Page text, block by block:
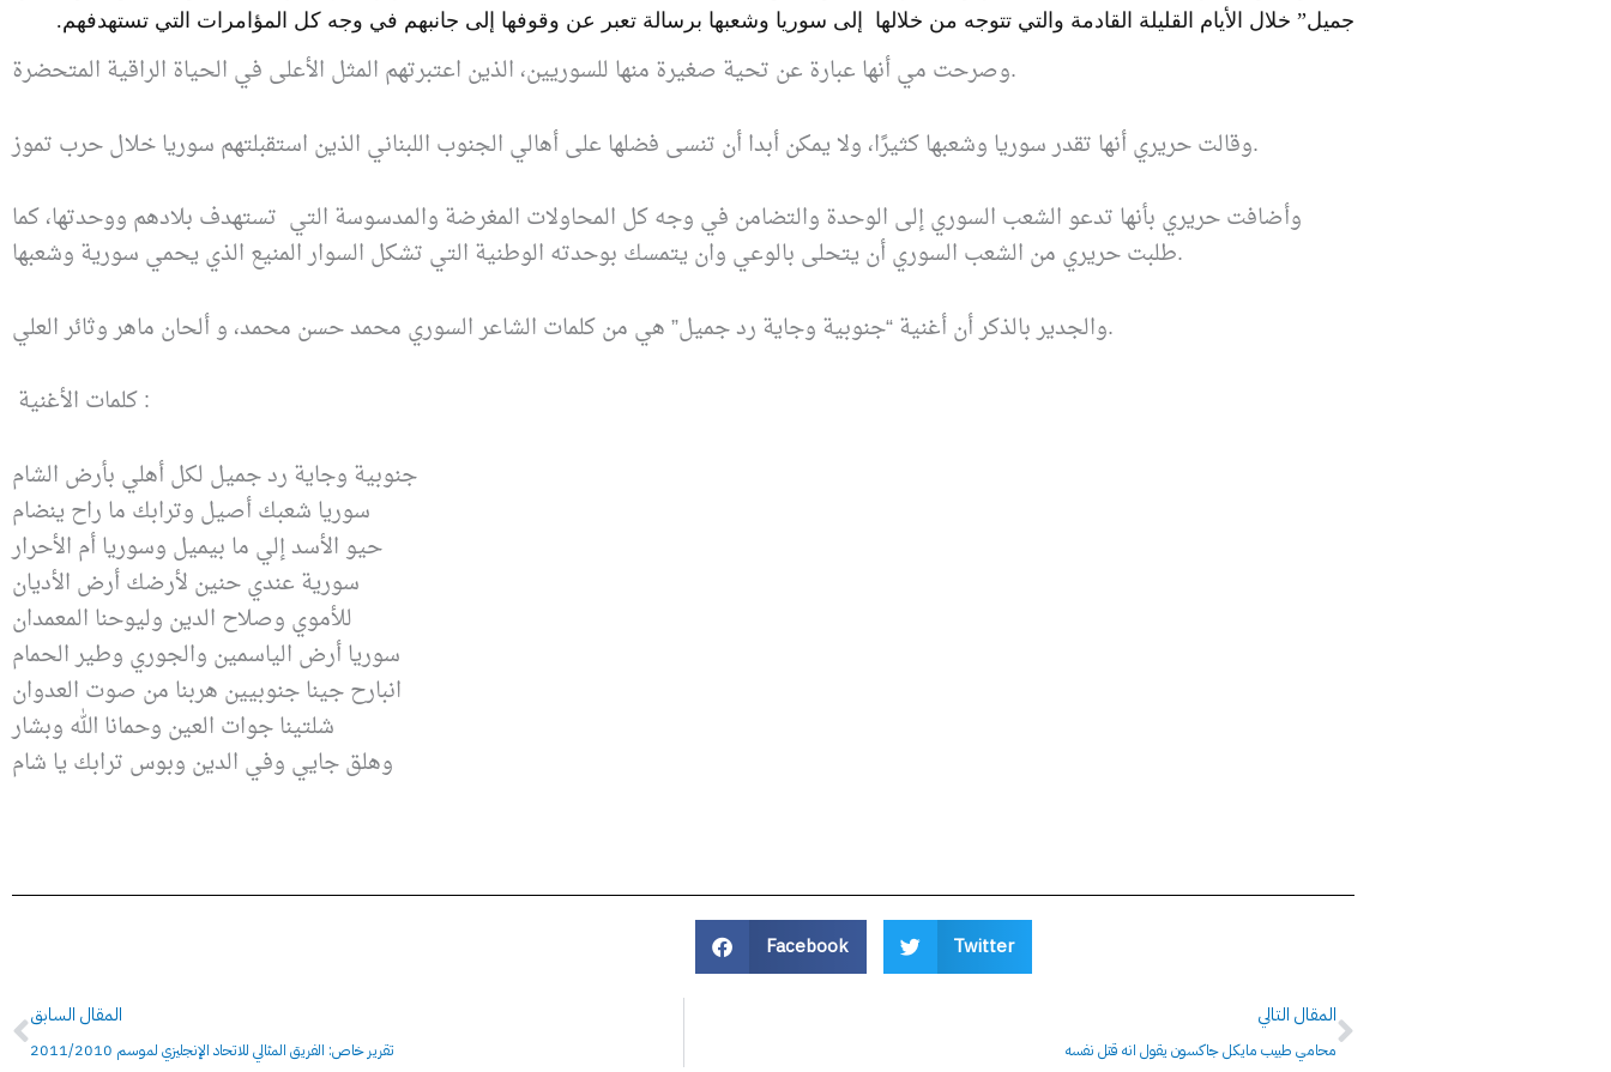
جميل” خلال الأيام القليلة القادمة والتي تتوجه من خلالها إلى سوريا وشعبها برسالة تعبر عن وقوفها إلى جانبهم في وجه كل المؤامرات التي تستهدفهم.
وصرحت مي أنها عبارة عن تحية صغيرة منها للسوريين، الذين اعتبرتهم المثل الأعلى في الحياة الراقية المتحضرة.
وقالت حريري أنها تقدر سوريا وشعبها كثيرًا، ولا يمكن أبدا أن تنسى فضلها على أهالي الجنوب اللبناني الذين استقبلتهم سوريا خلال حرب تموز.
وأضافت حريري بأنها تدعو الشعب السوري إلى الوحدة والتضامن في وجه كل المحاولات المغرضة والمدسوسة التي تستهدف بلادهم ووحدتها، كما
طلبت حريري من الشعب السوري أن يتحلى بالوعي وان يتمسك بوحدته الوطنية التي تشكل السوار المنيع الذي يحمي سورية وشعبها.
والجدير بالذكر أن أغنية “جنوبية وجاية رد جميل” هي من كلمات الشاعر السوري محمد حسن محمد، و ألحان ماهر وثائر العلي.
كلمات الأغنية :
جنوبية وجاية رد جميل لكل أهلي بأرض الشام
سوريا شعبك أصيل وترابك ما راح ينضام
حيو الأسد إلي ما بيميل وسوريا أم الأحرار
سورية عندي حنين لأرضك أرض الأديان
للأموي وصلاح الدين وليوحنا المعمدان
سوريا أرض الياسمين والجوري وطير الحمام
انبارح جينا جنوبيين هربنا من صوت العدوان
شلتينا جوات العين وحمانا الله وبشار
وهلق جايي وفي الدين وبوس ترابك يا شام
Facebook Twitter
Prev
المقال السابق
تقرير خاص: الفريق المثالي للاتحاد الإنجليزي لموسم 2011/2010
المقال التالي
محامي طبيب مايكل جاكسون يقول انه قتل نفسه
Next